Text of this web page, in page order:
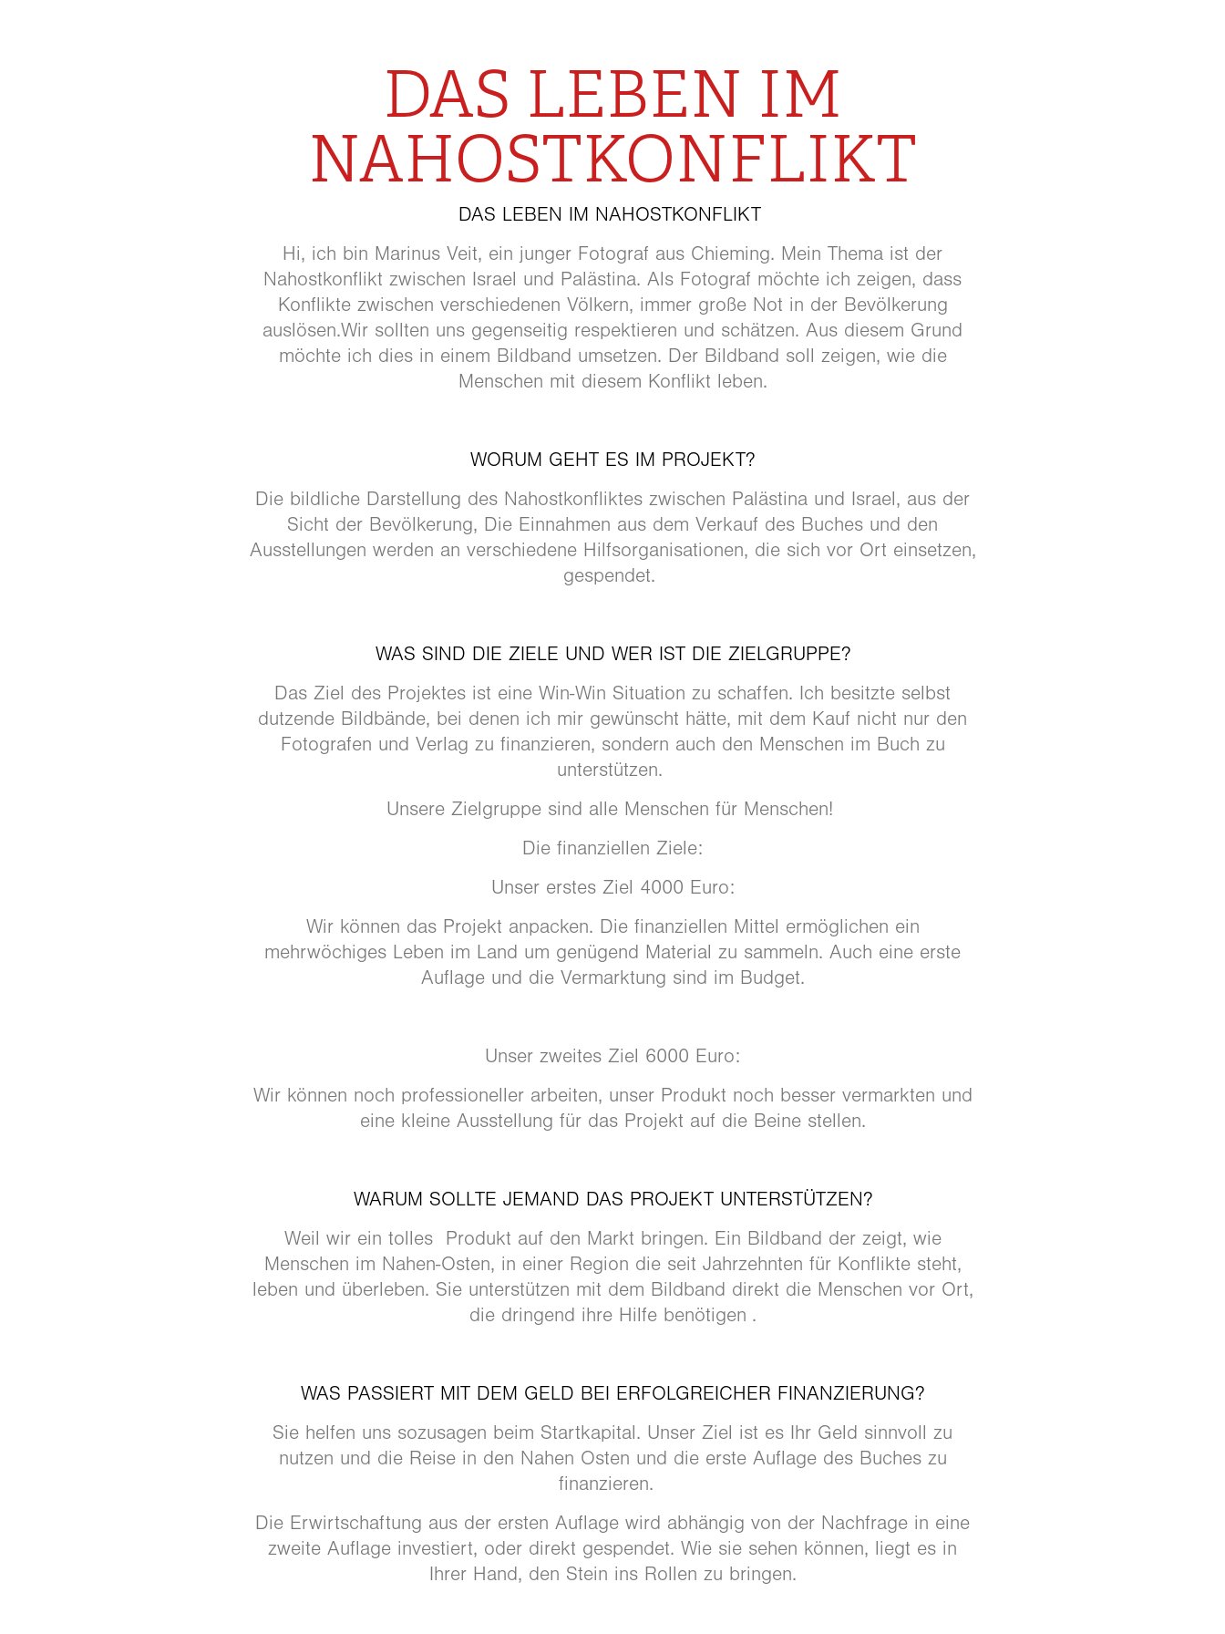
DAS LEBEN IM
NAHOSTKONFLIKT
DAS LEBEN IM NAHOSTKONFLIKT
Hi, ich bin Marinus Veit, ein junger Fotograf aus Chieming. Mein Thema ist der
Nahostkonflikt zwischen Israel und Palästina. Als Fotograf möchte ich zeigen, dass
Konflikte zwischen verschiedenen Völkern, immer große Not in der Bevölkerung
auslösen.Wir sollten uns gegenseitig respektieren und schätzen. Aus diesem Grund
möchte ich dies in einem Bildband umsetzen. Der Bildband soll zeigen, wie die
Menschen mit diesem Konflikt leben.
WORUM GEHT ES IM PROJEKT?
Die bildliche Darstellung des Nahostkonfliktes zwischen Palästina und Israel, aus der
Sicht der Bevölkerung, Die Einnahmen aus dem Verkauf des Buches und den
Ausstellungen werden an verschiedene Hilfsorganisationen, die sich vor Ort einsetzen,
gespendet.
WAS SIND DIE ZIELE UND WER IST DIE ZIELGRUPPE?
Das Ziel des Projektes ist eine Win-Win Situation zu schaffen. Ich besitzte selbst
dutzende Bildbände, bei denen ich mir gewünscht hätte, mit dem Kauf nicht nur den
Fotografen und Verlag zu finanzieren, sondern auch den Menschen im Buch zu
unterstützen.
Unsere Zielgruppe sind alle Menschen für Menschen!
Die finanziellen Ziele:
Unser erstes Ziel 4000 Euro:
Wir können das Projekt anpacken. Die finanziellen Mittel ermöglichen ein
mehrwöchiges Leben im Land um genügend Material zu sammeln. Auch eine erste
Auflage und die Vermarktung sind im Budget.
Unser zweites Ziel 6000 Euro:
Wir können noch professioneller arbeiten, unser Produkt noch besser vermarkten und
eine kleine Ausstellung für das Projekt auf die Beine stellen.
WARUM SOLLTE JEMAND DAS PROJEKT UNTERSTÜTZEN?
Weil wir ein tolles Produkt auf den Markt bringen. Ein Bildband der zeigt, wie
Menschen im Nahen-Osten, in einer Region die seit Jahrzehnten für Konflikte steht,
leben und überleben. Sie unterstützen mit dem Bildband direkt die Menschen vor Ort,
die dringend ihre Hilfe benötigen .
WAS PASSIERT MIT DEM GELD BEI ERFOLGREICHER FINANZIERUNG?
Sie helfen uns sozusagen beim Startkapital. Unser Ziel ist es Ihr Geld sinnvoll zu
nutzen und die Reise in den Nahen Osten und die erste Auflage des Buches zu
finanzieren.
Die Erwirtschaftung aus der ersten Auflage wird abhängig von der Nachfrage in eine
zweite Auflage investiert, oder direkt gespendet. Wie sie sehen können, liegt es in
Ihrer Hand, den Stein ins Rollen zu bringen.